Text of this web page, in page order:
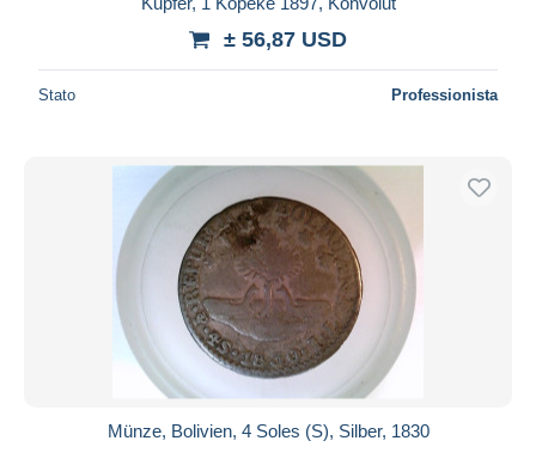
Residenza del venditore
Aggiorna
± 56,87 USD
Stato Professionista
Münze, Bolivien, 4 Soles (S), Silber, 1830